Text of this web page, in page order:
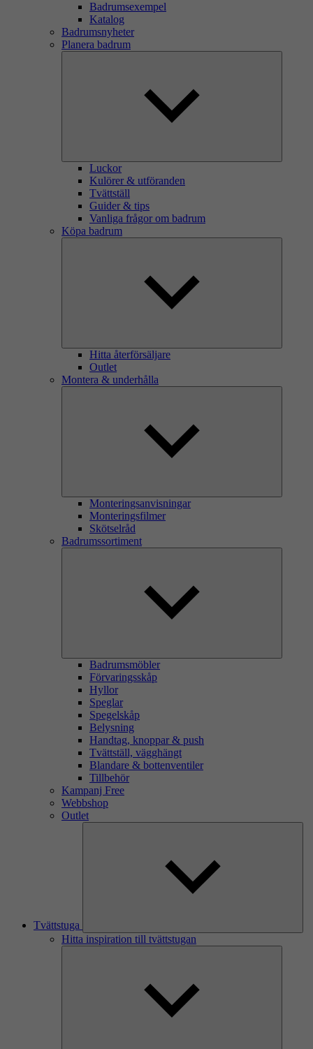
Badrumsexempel
Katalog
Badrumsnyheter
Planera badrum
Luckor
Kulörer & utföranden
Tvättställ
Guider & tips
Vanliga frågor om badrum
Köpa badrum
Hitta återförsäljare
Outlet
Montera & underhålla
Monteringsanvisningar
Monteringsfilmer
Skötselråd
Badrumssortiment
Badrumsmöbler
Förvaringsskåp
Hyllor
Speglar
Spegelskåp
Belysning
Handtag, knoppar & push
Tvättställ, vägghängt
Blandare & bottenventiler
Tillbehör
Kampanj Free
Webbshop
Outlet
Tvättstuga
Hitta inspiration till tvättstugan